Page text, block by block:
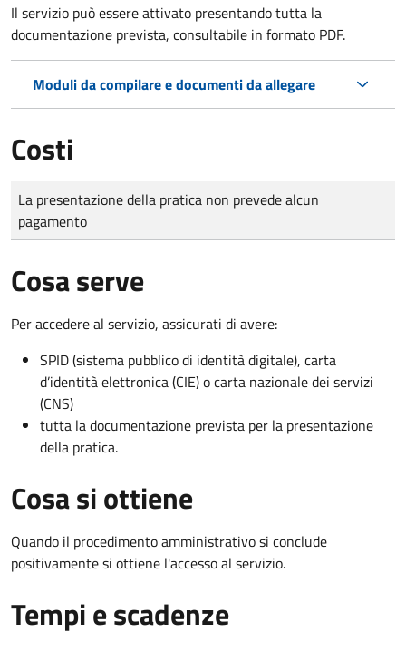
Il servizio può essere attivato presentando tutta la
documentazione prevista, consultabile in formato PDF.
Moduli da compilare e documenti da allegare
Costi
Tipo di pagamento
Importo
La presentazione della pratica non prevede alcun
pagamento
Cosa serve
Per accedere al servizio, assicurati di avere:
SPID (sistema pubblico di identità digitale), carta
d’identità elettronica (CIE) o carta nazionale dei servizi
(CNS)
tutta la documentazione prevista per la presentazione
della pratica.
Cosa si ottiene
Quando il procedimento amministrativo si conclude
positivamente si ottiene l'accesso al servizio.
Tempi e scadenze